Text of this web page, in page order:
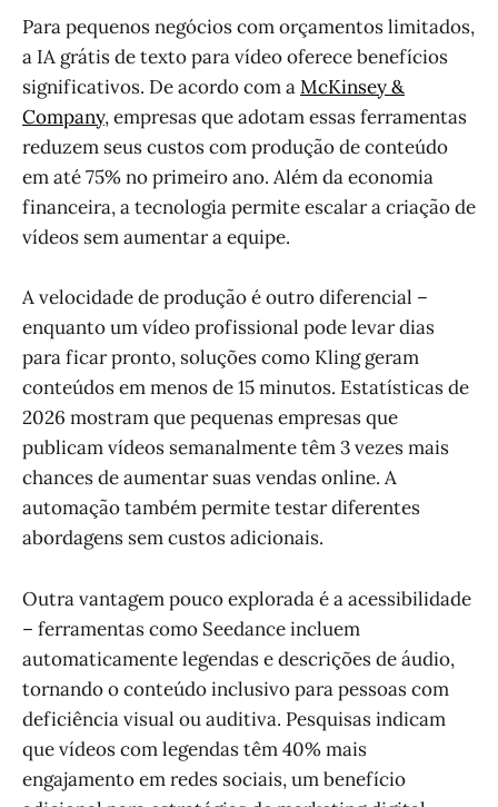
Para pequenos negócios com orçamentos limitados,
a IA grátis de texto para vídeo oferece benefícios
significativos. De acordo com aMcKinsey &
Company, empresas que adotam essas ferramentas
reduzem seus custos com produção de conteúdo
em até 75% no primeiro ano. Além da economia
financeira, a tecnologia permite escalar a criação de
vídeos sem aumentar a equipe.
A velocidade de produção é outro diferencial –
enquanto um vídeo profissional pode levar dias
para ficar pronto, soluções como Kling geram
conteúdos em menos de 15 minutos. Estatísticas de
2026 mostram que pequenas empresas que
publicam vídeos semanalmente têm 3 vezes mais
chances de aumentar suas vendas online. A
automação também permite testar diferentes
abordagens sem custos adicionais.
Outra vantagem pouco explorada é a acessibilidade
– ferramentas como Seedance incluem
automaticamente legendas e descrições de áudio,
tornando o conteúdo inclusivo para pessoas com
deficiência visual ou auditiva. Pesquisas indicam
que vídeos com legendas têm 40% mais
engajamento em redes sociais, um benefício